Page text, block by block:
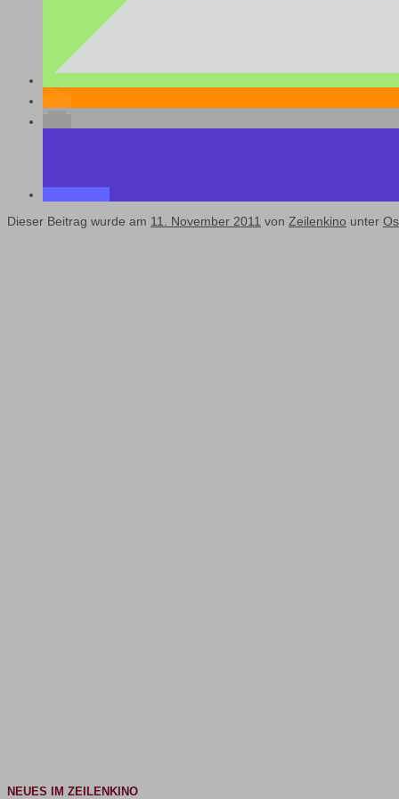
Dieser Beitrag wurde am 11. November 2011 von Zeilenkino unter
NEUES IM ZEILENKINO